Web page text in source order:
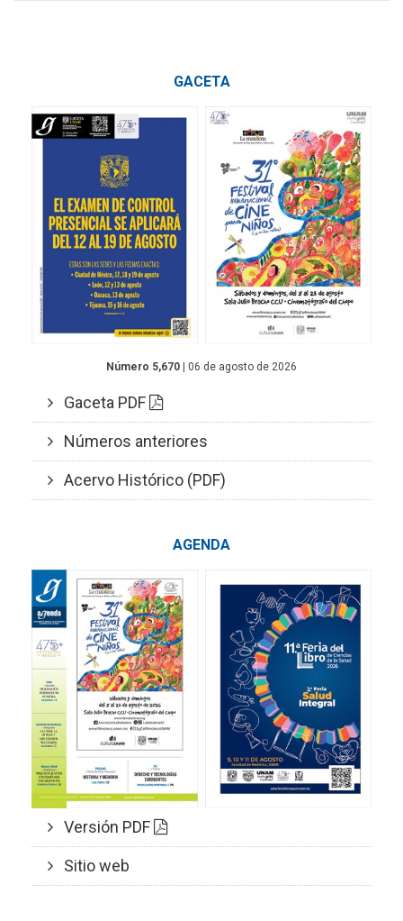
GACETA
Número 5,670 | 06 de agosto de 2026
Gaceta PDF
Números anteriores
Acervo Histórico (PDF)
AGENDA
Versión PDF
Sitio web